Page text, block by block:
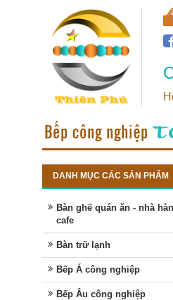
DANH MỤC CÁC SẢN PHẨM
Bàn ghế quán ăn - nhà
cafe
Bàn trữ lạnh
Bếp Á công nghiệp
Bếp Âu công nghiệp